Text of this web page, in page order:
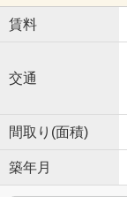
賃料
交通
間取り(面積)
築年月